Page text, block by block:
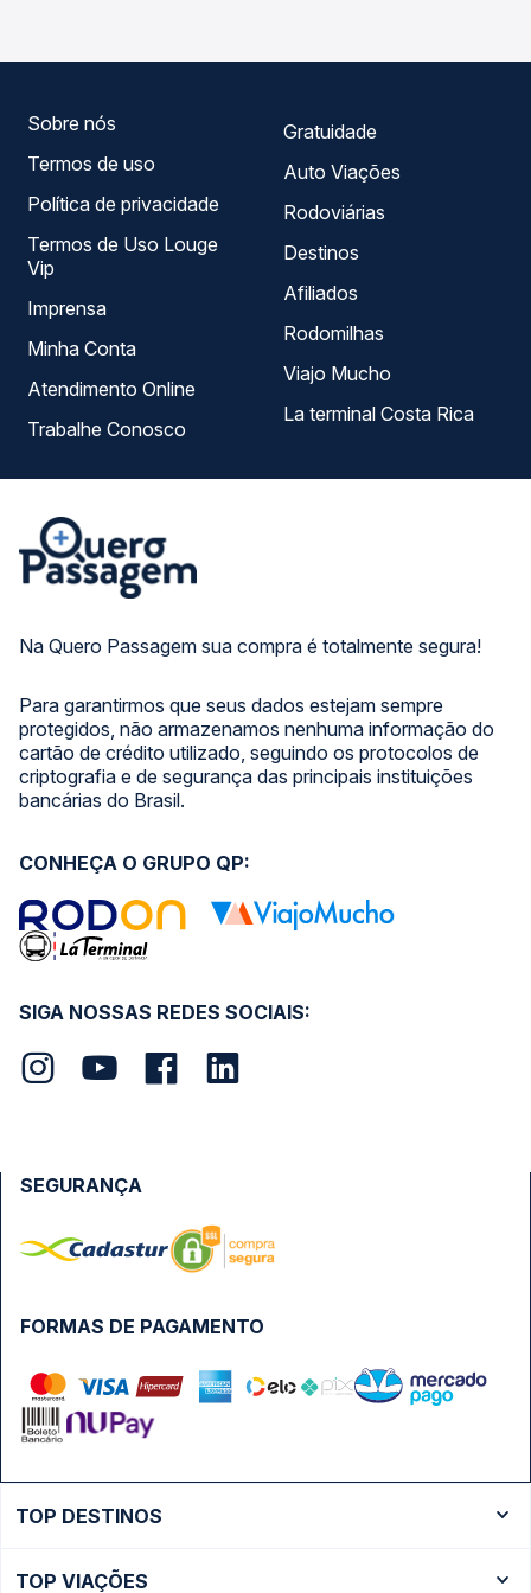
Na Quero Passagem sua compra é totalmente segura!
Para garantirmos que seus dados estejam sempre
protegidos, não armazenamos nenhuma informação do
cartão de crédito utilizado, seguindo os protocolos de
criptografia e de segurança das principais instituições
bancárias do Brasil.
Sobre nós
Termos de uso
Política de privacidade
Termos de Uso Louge
Vip
Imprensa
Minha Conta
Atendimento Online
Trabalhe Conosco
Gratuidade
Auto Viações
Rodoviárias
Destinos
Afiliados
Rodomilhas
Viajo Mucho
La terminal Costa Rica
SIGA NOSSAS REDES SOCIAIS:
CONHEÇA O GRUPO QP:
FORMAS DE PAGAMENTO
SEGURANÇA
TOP DESTINOS
TOP VIAÇÕES